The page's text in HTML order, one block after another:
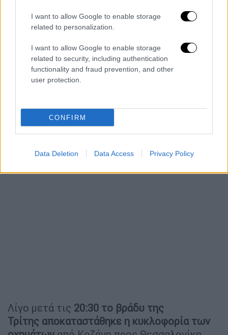
I want to allow Google to enable storage
related to personalization.
I want to allow Google to enable storage
related to security, including authentication
functionality and fraud prevention, and other
user protection.
CONFIRM
Data Deletion Data Access Privacy Policy
Λίγο μετά τις 20:30 το βράδυ της
Τρίτης αποκαταστάθηκε η κυκλοφορία των